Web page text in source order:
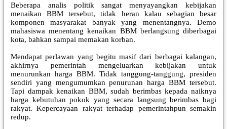
Beberapa analis politik sangat menyayangkan kebijakan
menaikan BBM tersebut, tidak heran kalau sebagian besar
komponen masyarakat banyak yang menentangnya. Demo
mahasiswa menentang kenaikan BBM berlangsung diberbagai
kota, bahkan sampai memakan korban.
Mendapat perlawan yang begitu masif dari berbagai kalangan,
akhirnya pemerintah mengeluarkan kebijakan untuk
menurunkan harga BBM. Tidak tanggung-tanggung, presiden
sendiri yang mengumumkan penurunan harga BBM tersebut.
Tapi dampak kenaikan BBM, sudah berimbas kepada naiknya
harga kebutuhan pokok yang secara langsung berimbas bagi
rakyat. Kepercayaan rakyat terhadap pemerintahpun semakin
redup.